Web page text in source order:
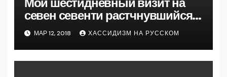
Мой шестидневный визит на
севен севенти растчнувшийся
на полтора месяца кажется
подошел к концу
МАР 12, 2018 ХАССИДИЗМ НА РУССКОМ